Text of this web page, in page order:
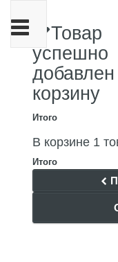
Товар
успешно
корзину
Итого
В корзине 1
Итого
Переключить
навигации